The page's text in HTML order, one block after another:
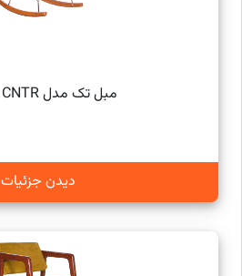
مبل تک مدل CNTR هامون
دیدن جزئیات